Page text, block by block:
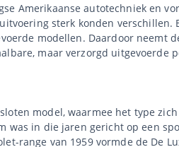
Amerikaanse autotechniek en
sterk konden
modellen. Daardoor neemt
maar verzorgd uitgevoerde
model, waarmee het type
was in die jaren gericht op een
range van 1959 vormde de De